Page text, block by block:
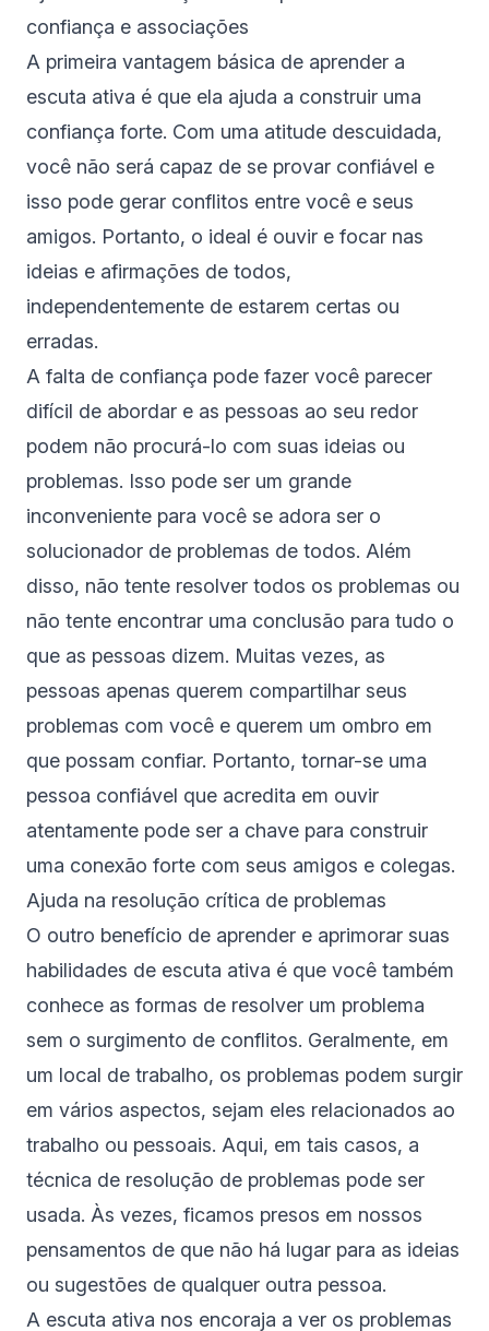
confiança e associações
A primeira vantagem básica de aprender a
escuta ativa é que ela ajuda a construir uma
confiança forte. Com uma atitude descuidada,
você não será capaz de se provar confiável e
isso pode gerar conflitos entre você e seus
amigos. Portanto, o ideal é ouvir e focar nas
ideias e afirmações de todos,
independentemente de estarem certas ou
erradas.
A falta de confiança pode fazer você parecer
difícil de abordar e as pessoas ao seu redor
podem não procurá-lo com suas ideias ou
problemas. Isso pode ser um grande
inconveniente para você se adora ser o
solucionador de problemas de todos. Além
disso, não tente resolver todos os problemas ou
não tente encontrar uma conclusão para tudo o
que as pessoas dizem. Muitas vezes, as
pessoas apenas querem compartilhar seus
problemas com você e querem um ombro em
que possam confiar. Portanto, tornar-se uma
pessoa confiável que acredita em ouvir
atentamente pode ser a chave para construir
uma conexão forte com seus amigos e colegas.
Ajuda na resolução crítica de problemas
O outro benefício de aprender e aprimorar suas
habilidades de escuta ativa é que você também
conhece as formas de resolver um problema
sem o surgimento de conflitos. Geralmente, em
um local de trabalho, os problemas podem surgir
em vários aspectos, sejam eles relacionados ao
trabalho ou pessoais. Aqui, em tais casos, a
técnica de resolução de problemas pode ser
usada. Às vezes, ficamos presos em nossos
pensamentos de que não há lugar para as ideias
ou sugestões de qualquer outra pessoa.
A escuta ativa nos encoraja a ver os problemas